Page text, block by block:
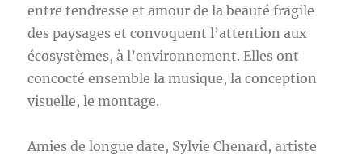
entre tendresse et amour de la beauté fragile
des paysages et convoquent l’attention aux
écosystèmes, à l’environnement. Elles ont
concocté ensemble la musique, la conception
visuelle, le montage.
Amies de longue date, Sylvie Chenard, artiste